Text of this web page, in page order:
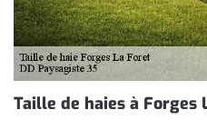
Taille de haies à Forges